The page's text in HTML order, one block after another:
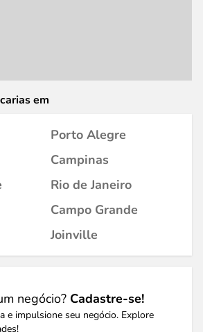
em
Porto Alegre
Campinas
Rio de Janeiro
Campo Grande
Joinville
negócio? Cadastre-se!
e impulsione seu negócio. Explore